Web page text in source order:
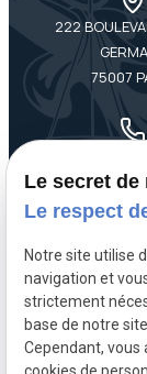
222
75007
Maître Mathieu
Le secret
Le respect
Notre site utilise
navigation et
strictement
base de notre
Cependant, vous